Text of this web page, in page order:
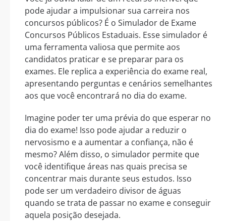
pode ajudar a impulsionar sua carreira nos
concursos públicos? É o Simulador de Exame
Concursos Públicos Estaduais. Esse simulador é
uma ferramenta valiosa que permite aos
candidatos praticar e se preparar para os
exames. Ele replica a experiência do exame real,
apresentando perguntas e cenários semelhantes
aos que você encontrará no dia do exame.
Imagine poder ter uma prévia do que esperar no
dia do exame! Isso pode ajudar a reduzir o
nervosismo e a aumentar a confiança, não é
mesmo? Além disso, o simulador permite que
você identifique áreas nas quais precisa se
concentrar mais durante seus estudos. Isso
pode ser um verdadeiro divisor de águas
quando se trata de passar no exame e conseguir
aquela posição desejada.